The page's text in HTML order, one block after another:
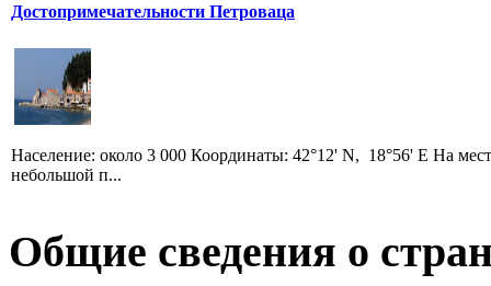
Достопримечательности Петроваца
Население: около 3 000 Координаты: 42°12' N, 18°56' E На
небольшой п...
Общие сведения о